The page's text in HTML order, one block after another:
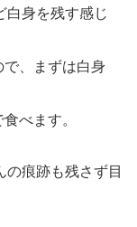
白身を残す感じ
、まずは白身
べます。
の痕跡も残さず目